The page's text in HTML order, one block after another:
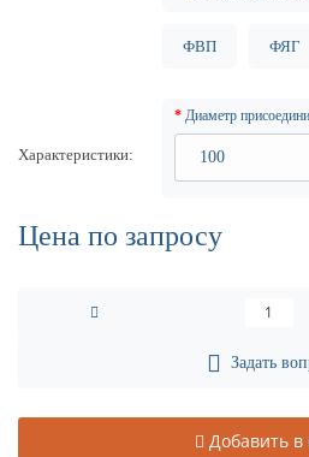
ФВП ФЯГ
Характеристики
Диаметр
Цена по запросу
Задать
Добавить в